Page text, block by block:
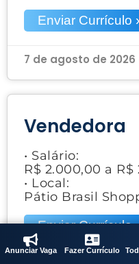
Enviar Currículo
7 de agosto de 2026
Vendedora
• Salário:
R$ 2.000,00 a R$
• Local:
Pátio Brasil
Enviar Currículo
Anunciar Vaga Fazer Currículo